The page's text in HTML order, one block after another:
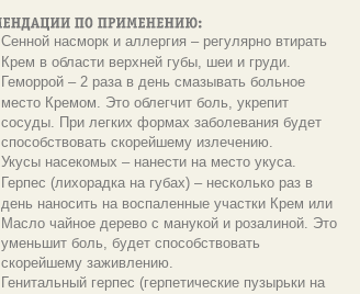
Сенной насморк и аллергия – регулярно втирать
Крем в области верхней губы, шеи и груди.
Геморрой – 2 раза в день смазывать больное
место Кремом. Это облегчит боль, укрепит
сосуды. При легких формах заболевания будет
способствовать скорейшему излечению.
Укусы насекомых – нанести на место укуса.
Герпес (лихорадка на губах) – несколько раз в
день наносить на воспаленные участки Крем или
Масло чайное дерево с манукой и розалиной. Это
уменьшит боль, будет способствовать
скорейшему заживлению.
Генитальный герпес (герпетические пузырьки на